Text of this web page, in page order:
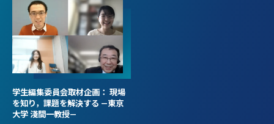
学生編集委員会取材企画： 現場
を知り，課題を解決する —東京
大学 淺間一教授—